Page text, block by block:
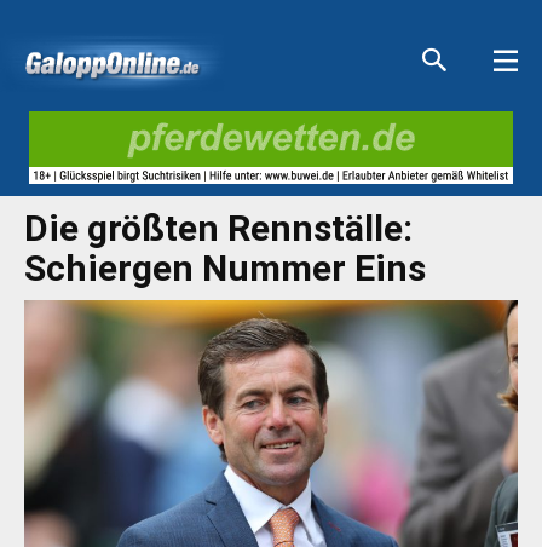
Die größten Rennställe:
Schiergen Nummer Eins